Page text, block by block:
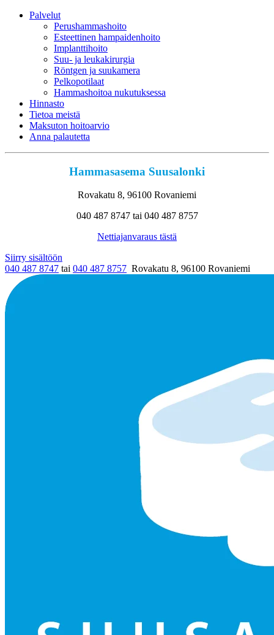
Palvelut
Perushammashoito
Esteettinen hampaidenhoito
Implanttihoito
Suu- ja leukakirurgia
Röntgen ja suukamera
Pelkopotilaat
Hammashoitoa nukutuksessa
Hinnasto
Tietoa meistä
Maksuton hoitoarvio
Anna palautetta
Hammasasema Suusalonki
Rovakatu 8, 96100 Rovaniemi
040 487 8747 tai 040 487 8757
Nettiajanvaraus tästä
Siirry sisältöön
040 487 8747 tai 040 487 8757 Rovakatu 8, 96100 Rovaniemi